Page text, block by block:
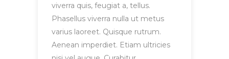
viverra quis, feugiat a, tellus.
Phasellus viverra nulla ut metus
varius laoreet. Quisque rutrum.
Aenean imperdiet. Etiam ultricies